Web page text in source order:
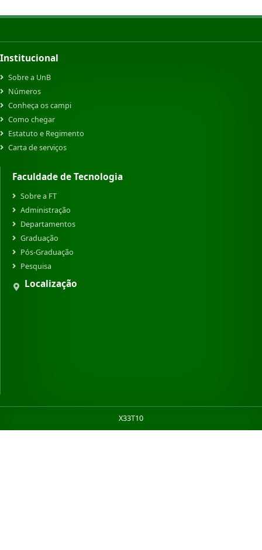
Institucional
Sobre a UnB
Números
Conheça os campi
Como chegar
Estatuto e Regimento
Carta de serviços
Faculdade de Tecnologia
Sobre a FT
Administração
Departamentos
Graduação
Pós-Graduação
Pesquisa
Localização
X33T10